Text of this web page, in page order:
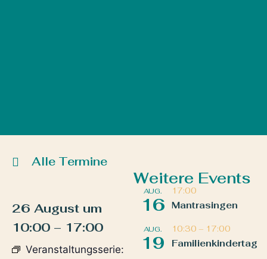
Alle Termine
26 August um
10:00 – 17:00
Veranstaltungsserie:
Weitere Events
AUG.
16
17:00
Mantrasingen
AUG.
19
10:30 – 17:00
Familienkindertag